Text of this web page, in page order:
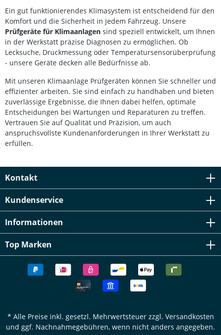
Ein gut funktionierendes Klimasystem ist entscheidend für den
Komfort und die Sicherheit in jedem Fahrzeug. Unsere
Prüfgeräte für Klimaanlagen sind speziell entwickelt, um Ihnen
in der Werkstatt präzise Diagnosen zu ermöglichen. Ob
Lecksuche, Druckmessung oder Temperatursensorüberprüfung
- unsere Geräte decken alle Bedürfnisse ab.
Mit unseren Klimaanlage Prüfgeräten können Sie schneller und
effizienter arbeiten. Sie sind einfach zu handhaben und bieten
zuverlässige Ergebnisse, die Ihnen dabei helfen, optimale
Entscheidungen bei Wartungen und Reparaturen zu treffen.
Vertrauen Sie auf Qualität und Präzision, um auch
anspruchsvollste Kundenanforderungen in Ihrer Werkstatt zu
erfüllen.
Kontakt
Kundenservice
Informationen
Top Marken
* Alle Preise inkl. gesetzl. Mehrwertsteuer zzgl. Versandkosten
und ggf. Nachnahmegebühren, wenn nicht anders angegeben.